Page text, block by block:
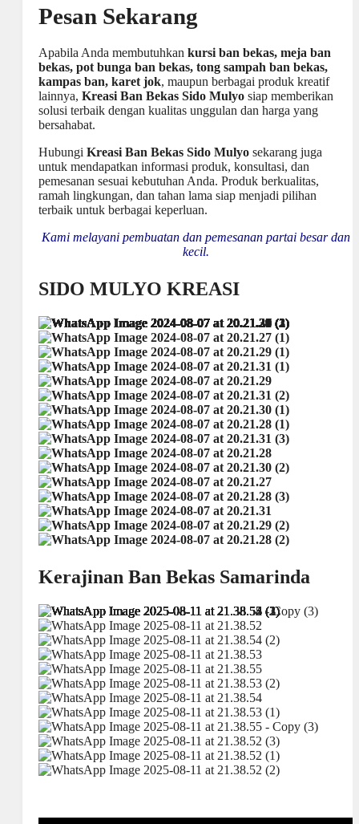
Pesan Sekarang
Apabila Anda membutuhkan kursi ban bekas, meja ban
bekas, pot bunga ban bekas, tong sampah ban bekas,
kampas ban, karet jok, maupun berbagai produk kreatif
lainnya, Kreasi Ban Bekas Sido Mulyo siap memberikan
solusi terbaik dengan kualitas unggulan dan harga yang
bersahabat.
Hubungi Kreasi Ban Bekas Sido Mulyo sekarang juga
untuk mendapatkan informasi produk, konsultasi, dan
pemesanan sesuai kebutuhan Anda. Produk berkualitas,
ramah lingkungan, dan tahan lama siap menjadi pilihan
terbaik untuk berbagai keperluan.
Kami melayani pembuatan dan pemesanan partai besar dan
kecil.
SIDO MULYO KREASI
Kerajinan Ban Bekas Samarinda